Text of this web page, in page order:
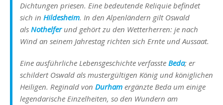
Dichtungen priesen. Eine bedeutende Reliquie befindet
sich in Hildesheim. In den Alpenländern gilt Oswald
als Nothelferund gehört zu den Wetterherren: je nach
Wind an seinem Jahrestag richten sich Ernte und Aussaat.
Eine ausführliche Lebensgeschichte verfasste Beda; er
schildert Oswald als mustergültigen König und königlichen
Heiligen. Reginald von Durham ergänzte Beda um einige
legendarische Einzelheiten, so den Wundern am